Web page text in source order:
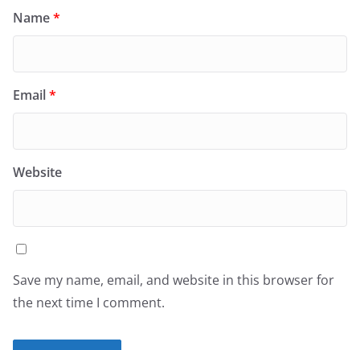
Name*
Email*
Website
Save my name, email, and website in this browser for
the next time I comment.